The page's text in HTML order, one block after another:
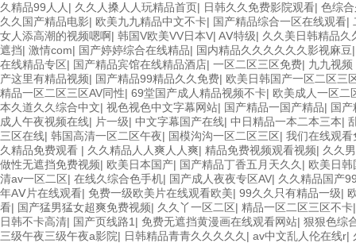
久精品99人人 | 久久人搡人人玩精品首页| 日韩久久免费影院观看| 色综
久久国产精品电影| 欧美九九精品中文不卡| 国产精品综合一区在线观看|
女人添高潮的视频嗯啊| 韩国V欧美VV日本V| AⅤ特级| 久久美日韩精品久
遮挡| 激情com| 国产婷婷综合在线精品| 国内精品久久久久久久影视麻豆
在线精品专区| 国产精品宾馆在线精品酒店| 一区二区三区免费| 九九视
产这里有精品视频| 国产精品99精品久久免费| 欧美日韩国产一区二区三
精品一区二区三区AV同性| 69堂国产成人精品视频不卡| 欧美成人一区二
本久道久久综合中文| 视色视色中文字幕网站| 国产精品一国产精品| 国
成人午夜视频在线| 片一级| 中文字幕国产在线| 中日精品一本二本三本|
三区在线| 韩国高清一区二区午夜| 国模沟沟一区二区三区| 我们在线观看
久精品免费观看 | 久久精品人人爽人人爽| 精品免费视频观看视频| 久久
做性无遮挡免费视频| 欧美日本国产| 国产精品丁香五月天久久 | 欧美日
清av一区二区| 在线久综合色手机| 国产成人夜夜专区AV| 久久精品国产
年AⅤ片在线观看| 免费一级欧美片在线观看欧美| 99久久只有精品一级|
看| 国产猛男猛女超爽免费视频| 久久丫一区二区| 精品一区二区三区不卡
日韩不卡高清| 国产页线路1 | 免费无遮挡黄漫画在线观看网站| 狠狠色综
三级午夜三级午夜a影院| 日韩精品青青久久久久久 | av中文乱人伦在线r|